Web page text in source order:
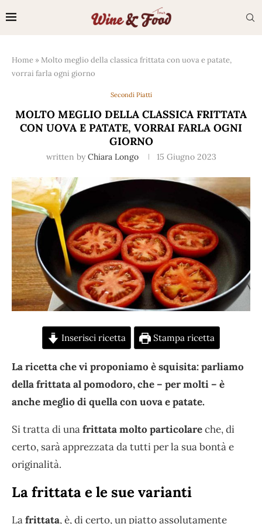
Home »Molto meglio della classica frittata con uova e patate,
vorrai farla ogni giorno
Secondi Piatti
MOLTO MEGLIO DELLA CLASSICA FRITTATA
CON UOVA E PATATE, VORRAI FARLA OGNI
GIORNO
written by Chiara Longo 15 Giugno 2023
Inserisci ricetta Stampa ricetta
La ricetta che vi proponiamo è squisita: parliamo
della frittata al pomodoro, che – per molti – è
anche meglio di quella con uova e patate.
Si tratta di unafrittata molto particolareche, di
certo, sarà apprezzata da tutti per la sua bontà e
originalità.
La frittata e le sue varianti
Lafrittata, è, di certo, un piatto assolutamente